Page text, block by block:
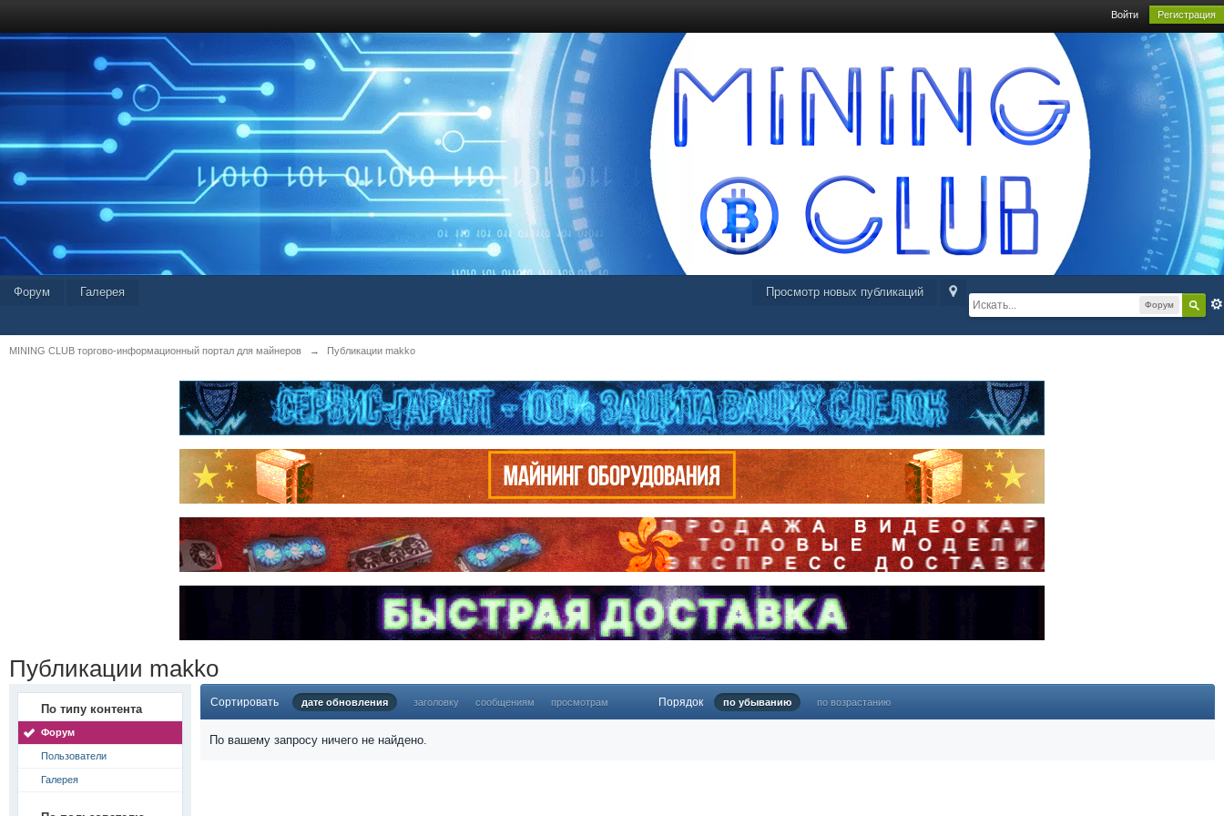
Войти Регистрация
Форум
Просмотр новых публикаций
Форум Галерея
MINING CLUB торгово-информационный портал для майнеров → Публикации makko
Публикации makko
По типу контента
Форум
Пользователи
Галерея
Сортировать дате обновления заголовку сообщениям просмотрам Порядок по убыванию по возрастанию
По вашему запросу ничего не найдено.